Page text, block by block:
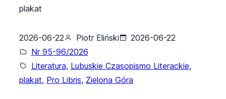
plakat
2026-06-22 Piotr Eliński
2026-06-22
Nr 95-96/2026
Literatura, Lubuskie Czasopismo Literackie,
plakat, Pro Libris, Zielona Góra